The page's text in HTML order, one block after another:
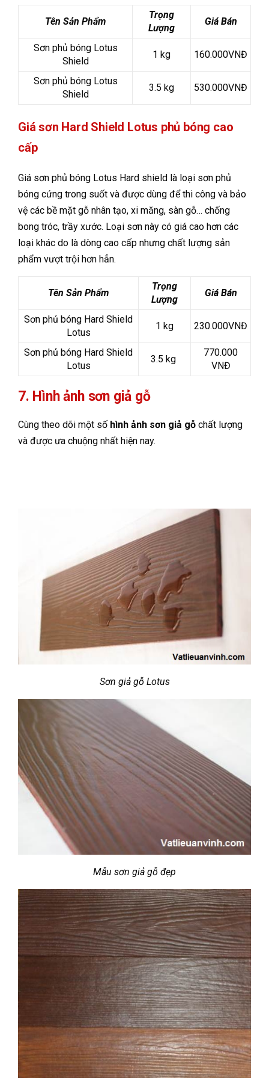
Tên Sản Phẩm
Trọng
Lượng
Giá Bán
Sơn phủ bóng Lotus
Shield
1 kg 160.000VNĐ
Sơn phủ bóng Lotus
Shield
3.5 kg 530.000VNĐ
Giá sơn Hard Shield Lotus phủ bóng cao
cấp
Giá sơn phủ bóng Lotus Hard shield là loại sơn phủ
bóng cứng trong suốt và được dùng để thi công và bảo
vệ các bề mặt gỗ nhân tạo, xi măng, sàn gỗ… chống
bong tróc, trầy xước. Loại sơn này có giá cao hơn các
loại khác do là dòng cao cấp nhưng chất lượng sản
phẩm vượt trội hơn hẳn.
Tên Sản Phẩm
Trọng
Lượng
Giá Bán
Sơn phủ bóng Hard Shield
Lotus
1 kg 230.000VNĐ
Sơn phủ bóng Hard Shield
Lotus
3.5 kg
770.000
VNĐ
7. Hình ảnh sơn giả gỗ
Cùng theo dõi một số hình ảnh sơn giả gỗ chất lượng
và được ưa chuộng nhất hiện nay.
Sơn giả gỗ Lotus
Mẫu sơn giả gỗ đẹp